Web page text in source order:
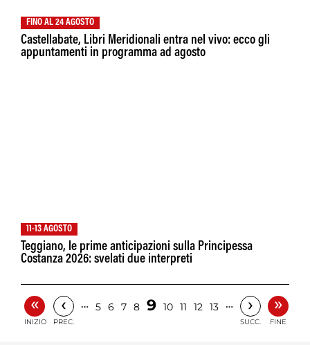
FINO AL 24 AGOSTO
Castellabate, Libri Meridionali entra nel vivo: ecco gli
appuntamenti in programma ad agosto
11-13 AGOSTO
Teggiano, le prime anticipazioni sulla Principessa
Costanza 2026: svelati due interpreti
«
INIZIO
‹
PREC.
… 5 6 7 8 9 10 11 12 13 … ›
SUCC.
»
FINE